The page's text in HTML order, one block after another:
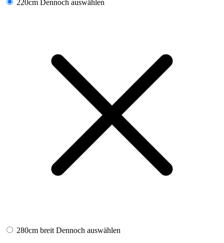
220cm Dennoch auswählen
280cm breit Dennoch auswählen